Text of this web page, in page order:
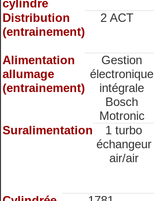
cylindre
Distribution
(entrainement)
2 ACT
Alimentation
allumage
(entrainement)
Gestion
électronique
intégrale
Bosch
Motronic
Suralimentation
1 turbo
échangeur
air/air